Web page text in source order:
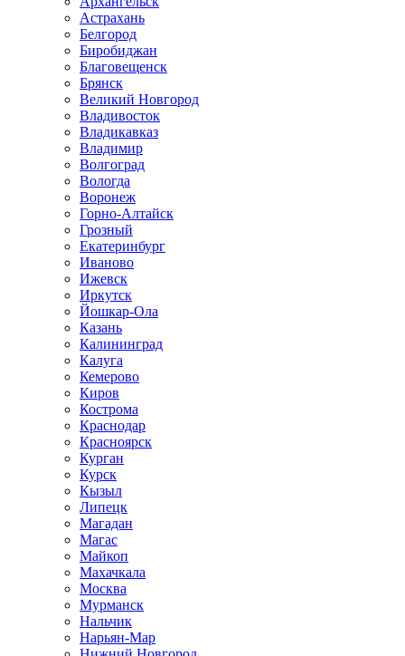
Астрахань
Белгород
Биробиджан
Благовещенск
Брянск
Великий Новгород
Владивосток
Владикавказ
Владимир
Волгоград
Вологда
Воронеж
Горно-Алтайск
Грозный
Екатеринбург
Иваново
Ижевск
Иркутск
Йошкар-Ола
Казань
Калининград
Калуга
Кемерово
Киров
Кострома
Краснодар
Красноярск
Курган
Курск
Кызыл
Липецк
Магадан
Магас
Майкоп
Махачкала
Москва
Мурманск
Нальчик
Нарьян-Мар